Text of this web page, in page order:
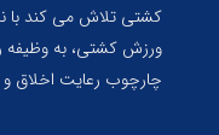
کشتی تلاش می کند با
ورزش کشتی، به وظیفه
چارچوب رعایت اخلاق